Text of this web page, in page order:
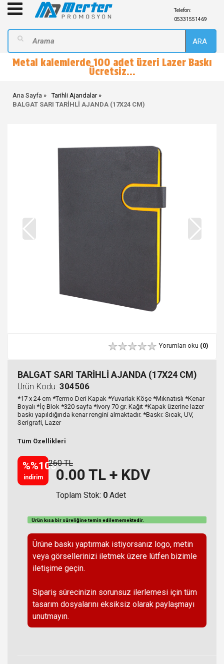
Telefon:
05331551469
ARA
Metal kalemlerde 100 adet üzeri Lazer Baskı
Ücretsiz...
Ana Sayfa
Tarihli Ajandalar
BALGAT SARI TARİHLİ AJANDA (17X24 CM)
Yorumları oku (0)
BALGAT SARI TARİHLİ AJANDA (17X24 CM)
Ürün Kodu: 304506
*17 x 24 cm *Termo Deri Kapak *Yuvarlak Köşe *Mıknatıslı *Kenar
Boyalı *İç Blok *320 sayfa *Ivory 70 gr. Kağıt *Kapak üzerine lazer
baskı yapıldığında kenar rengini almaktadır. *Baskı: Sıcak, UV,
Serigrafi, Lazer
Tüm Özellikleri
%%100
indirim
260 TL
0.00 TL + KDV
Toplam Stok: 0 Adet
Ürün kısa bir süreliğine temin edilememektedir.
Ürüne baskı yaptırmak istiyorsanız logo, metin
veya görsellerinizi iletmek üzere lütfen bizimle
iletişime geçin.
Sipariş sürecinizin sorunsuz ilerlemesi için tüm
tasarım dosyalarını eksiksiz olarak paylaşmayı
unutmayın.